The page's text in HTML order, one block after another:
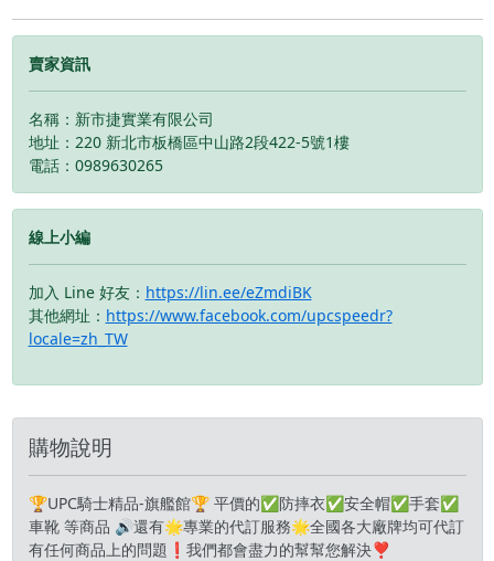
賣家資訊
名稱：新市捷實業有限公司
地址：220 新北市板橋區中山路2段422-5號1樓
電話：0989630265
線上小編
加入 Line 好友： https://lin.ee/eZmdiBK
其他網址： https://www.facebook.com/upcspeedr?
locale=zh_TW
購物說明
🏆UPC騎士精品-旗艦館🏆 平價的✅防摔衣✅安全帽✅手套✅
車靴 等商品 🔊還有🌟專業的代訂服務🌟全國各大廠牌均可代訂
有任何商品上的問題❗️我們都會盡力的幫幫您解決❣️